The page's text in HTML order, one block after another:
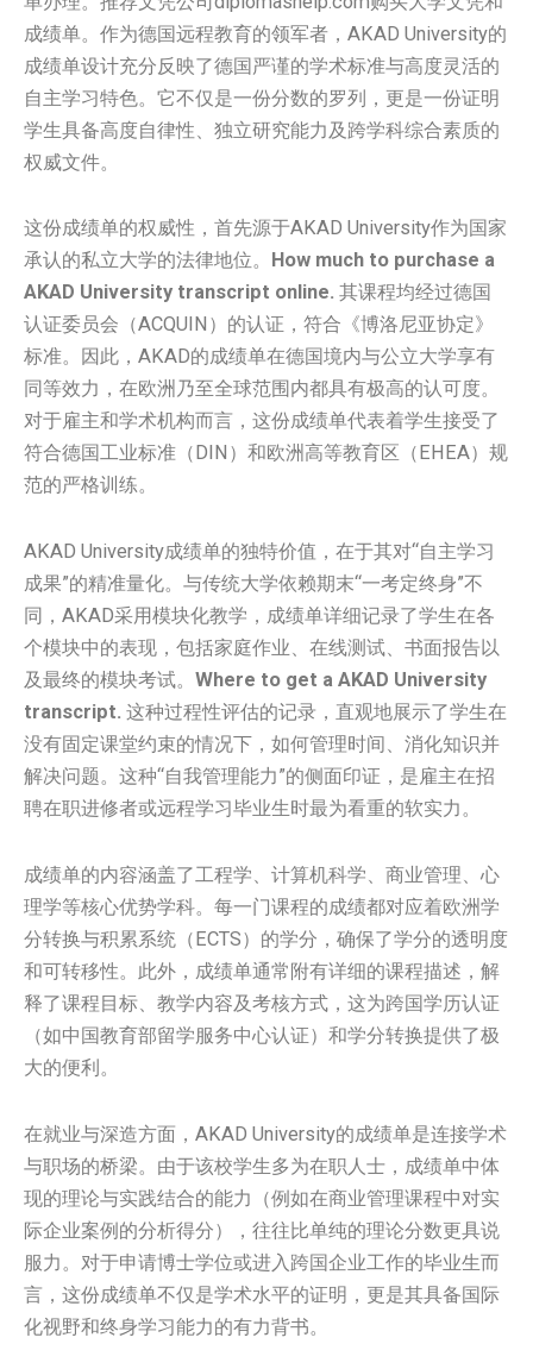
成绩单。作为德国远程教育的领军者，AKAD University的
成绩单设计充分反映了德国严谨的学术标准与高度灵活的
自主学习特色。它不仅是一份分数的罗列，更是一份证明
学生具备高度自律性、独立研究能力及跨学科综合素质的
权威文件。
这份成绩单的权威性，首先源于AKAD University作为国家
承认的私立大学的法律地位。
How much to purchase a
AKAD University transcript online. 其课程均经过德国
认证委员会（ACQUIN）的认证，符合《博洛尼亚协定》
标准。因此，AKAD的成绩单在德国境内与公立大学享有
同等效力，在欧洲乃至全球范围内都具有极高的认可度。
对于雇主和学术机构而言，这份成绩单代表着学生接受了
符合德国工业标准（DIN）和欧洲高等教育区（EHEA）规
范的严格训练。
AKAD University成绩单的独特价值，在于其对“自主学习
成果”的精准量化。与传统大学依赖期末“一考定终身”不
同，AKAD采用模块化教学，成绩单详细记录了学生在各
个模块中的表现，包括家庭作业、在线测试、书面报告以
及最终的模块考试。 Where to get a AKAD University
transcript. 这种过程性评估的记录，直观地展示了学生在
没有固定课堂约束的情况下，如何管理时间、消化知识并
解决问题。这种“自我管理能力”的侧面印证，是雇主在招
聘在职进修者或远程学习毕业生时最为看重的软实力。
成绩单的内容涵盖了工程学、计算机科学、商业管理、心
理学等核心优势学科。每一门课程的成绩都对应着欧洲学
分转换与积累系统（ECTS）的学分，确保了学分的透明度
和可转移性。此外，成绩单通常附有详细的课程描述，解
释了课程目标、教学内容及考核方式，这为跨国学历认证
（如中国教育部留学服务中心认证）和学分转换提供了极
大的便利。
在就业与深造方面，AKAD University的成绩单是连接学术
与职场的桥梁。由于该校学生多为在职人士，成绩单中体
现的理论与实践结合的能力（例如在商业管理课程中对实
际企业案例的分析得分），往往比单纯的理论分数更具说
服力。对于申请博士学位或进入跨国企业工作的毕业生而
言，这份成绩单不仅是学术水平的证明，更是其具备国际
化视野和终身学习能力的有力背书。